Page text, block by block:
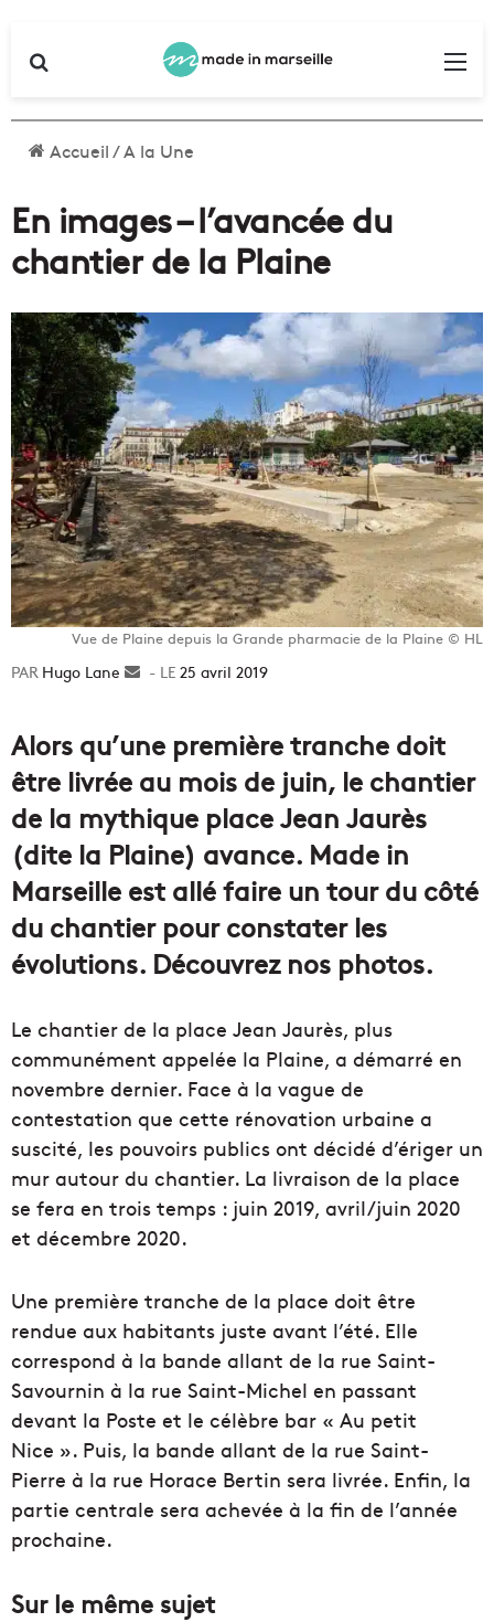
Accueil/A la Une
En images – l’avancée du
chantier de la Plaine
Vue de Plaine depuis la Grande pharmacie de la Plaine © HL
Hugo Lane
Envoyer25 avril 2019
Alors qu’une première tranche doit
être livrée au mois de juin, le chantier
de la mythique place Jean Jaurès
(dite la Plaine) avance. Made in
Marseille est allé faire un tour du côté
du chantier pour constater les
évolutions. Découvrez nos photos.
Le chantier de la place Jean Jaurès, plus
communément appelée la Plaine, a démarré en
novembre dernier. Face à la vague de
contestation que cette rénovation urbaine a
suscité, les pouvoirs publics ont décidé d’ériger un
mur autour du chantier. La livraison de la place
se fera en trois temps : juin 2019, avril/juin 2020
et décembre 2020.
Une première tranche de la place doit être
rendue aux habitants juste avant l’été. Elle
correspond à la bande allant de la rue Saint-
Savournin à la rue Saint-Michel en passant
devant la Poste et le célèbre bar « Au petit
Nice ». Puis, la bande allant de la rue Saint-
Pierre à la rue Horace Bertin sera livrée. Enfin, la
partie centrale sera achevée à la fin de l’année
prochaine.
Sur le même sujet